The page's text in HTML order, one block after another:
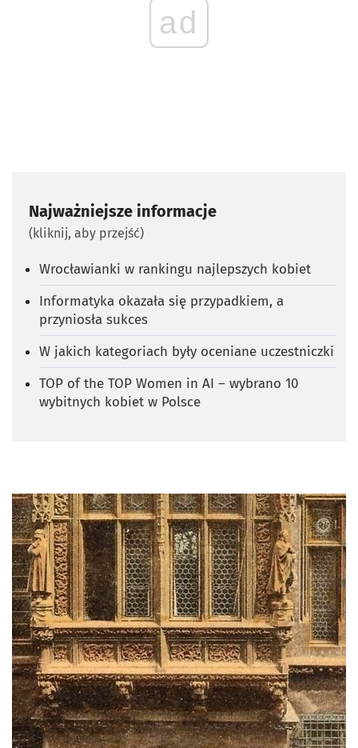
ad
Najważniejsze informacje
(kliknij, aby przejść)
Wrocławianki w rankingu najlepszych kobiet
Informatyka okazała się przypadkiem, a
przyniosła sukces
W jakich kategoriach były oceniane uczestniczki
TOP of the TOP Women in AI – wybrano 10
wybitnych kobiet w Polsce